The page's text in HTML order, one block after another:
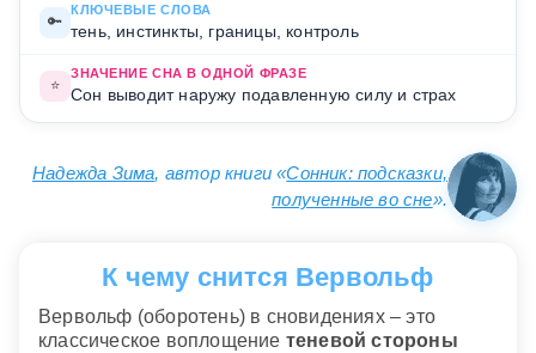
🔑
КЛЮЧЕВЫЕ СЛОВА
тень, инстинкты, границы, контроль
⭐
ЗНАЧЕНИЕ СНА В ОДНОЙ ФРАЗЕ
Сон выводит наружу подавленную силу и страх
Надежда Зима, автор книги «Сонник: подсказки,
полученные во сне».
К чему снится Вервольф
Вервольф (оборотень) в сновидениях – это
классическое воплощение теневой стороны